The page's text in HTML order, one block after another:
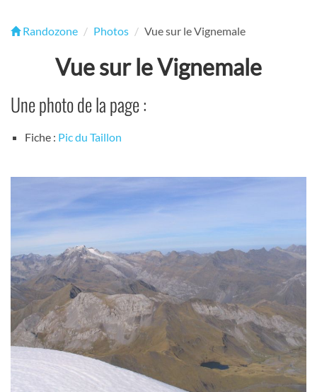
Randozone Photos Vue sur le Vignemale
Vue sur le Vignemale
Une photo de la page :
Fiche : Pic du Taillon